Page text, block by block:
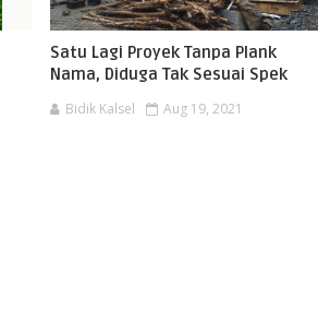
Satu Lagi Proyek Tanpa Plank
Nama, Diduga Tak Sesuai Spek
Bidik Kalsel Aug 19, 2021